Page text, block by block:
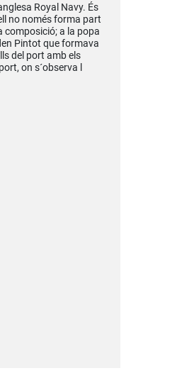
Royal Navy. És
no només forma part
composició; a la popa
Pintot que formava
del port amb els
on s´observa l